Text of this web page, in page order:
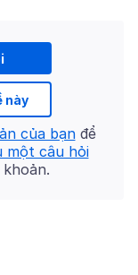
này
của bạnđể
một câu hỏi